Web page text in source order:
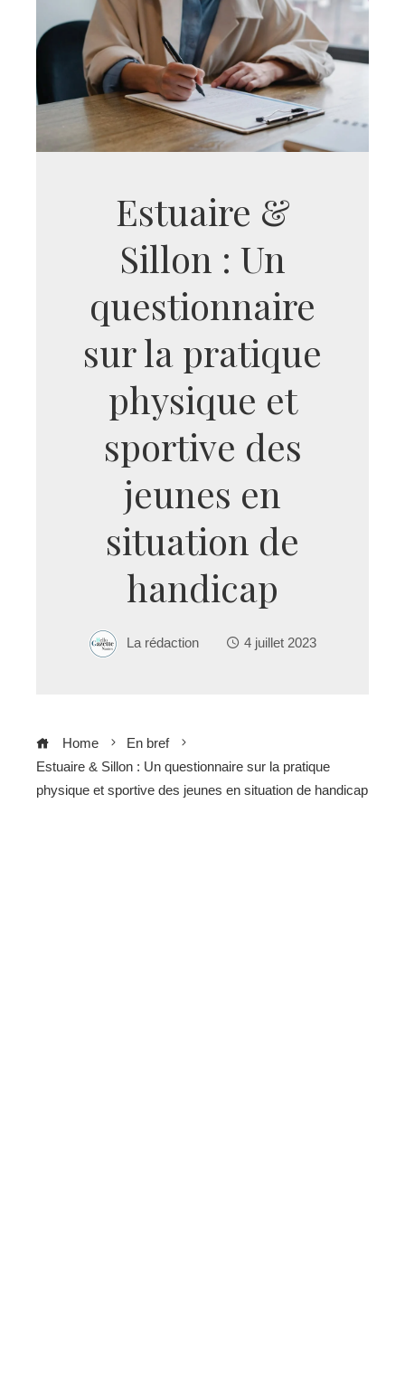
Estuaire &
Sillon : Un
questionnaire
sur la pratique
physique et
sportive des
jeunes en
situation de
handicap
La rédaction 4 juillet 2023
Home
En bref
Estuaire & Sillon : Un questionnaire sur la pratique
physique et sportive des jeunes en situation de handicap